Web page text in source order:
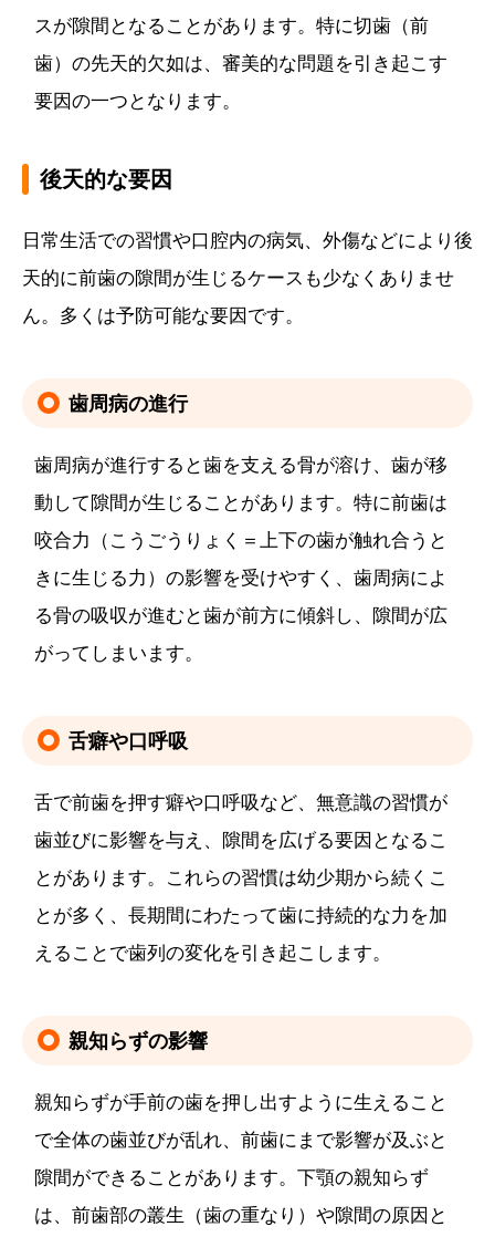
スが隙間となることがあります。特に切歯（前
歯）の先天的欠如は、審美的な問題を引き起こす
要因の一つとなります。
後天的な要因
日常生活での習慣や口腔内の病気、外傷などにより後
天的に前歯の隙間が生じるケースも少なくありませ
ん。多くは予防可能な要因です。
歯周病の進行
歯周病が進行すると歯を支える骨が溶け、歯が移
動して隙間が生じることがあります。特に前歯は
咬合力（こうごうりょく＝上下の歯が触れ合うと
きに生じる力）の影響を受けやすく、歯周病によ
る骨の吸収が進むと歯が前方に傾斜し、隙間が広
がってしまいます。
舌癖や口呼吸
舌で前歯を押す癖や口呼吸など、無意識の習慣が
歯並びに影響を与え、隙間を広げる要因となるこ
とがあります。これらの習慣は幼少期から続くこ
とが多く、長期間にわたって歯に持続的な力を加
えることで歯列の変化を引き起こします。
親知らずの影響
親知らずが手前の歯を押し出すように生えること
で全体の歯並びが乱れ、前歯にまで影響が及ぶと
隙間ができることがあります。下顎の親知らず
は、前歯部の叢生（歯の重なり）や隙間の原因と